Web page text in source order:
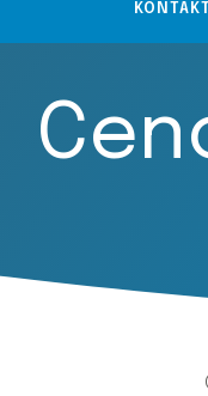
KONTAKT